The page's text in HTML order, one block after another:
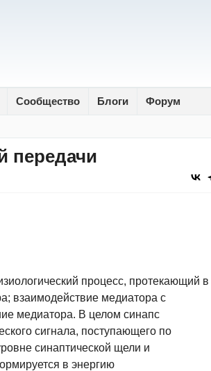
Сообщество Блоги Форум
передачи
процесс, протекающий в
взаимодействие медиатора с
медиатора. В целом синапс
сигнала, поступающего по
синаптической щели и
в энергию